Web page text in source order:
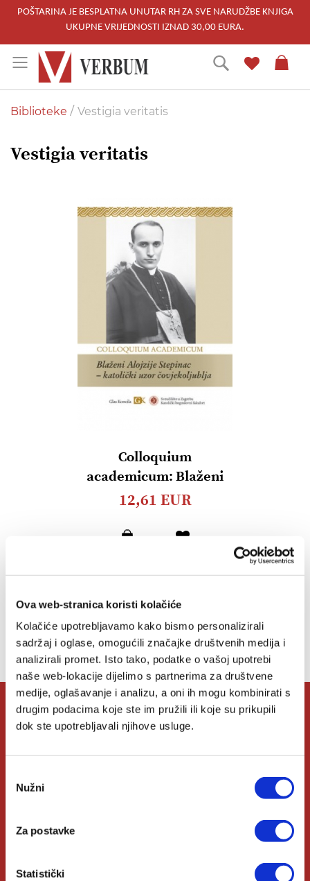
Ova web-stranica koristi kolačiće
Kolačiće upotrebljavamo kako bismo personalizirali
sadržaj i oglase, omogućili značajke društvenih medija i
analizirali promet. Isto tako, podatke o vašoj upotrebi
naše web-lokacije dijelimo s partnerima za društvene
medije, oglašavanje i analizu, a oni ih mogu kombinirati s
drugim podacima koje ste im pružili ili koje su prikupili
dok ste upotrebljavali njihove usluge.
pristanka
Nužni
Za postavke
Statistički
POŠTARINA JE BESPLATNA UNUTAR RH ZA SVE NARUDŽBE KNJIGA
UKUPNE VRIJEDNOSTI IZNAD 30,00 EURA.
to
Content
Traži
Biblioteke Vestigia veritatis
Vestigia veritatis
Colloquium
academicum: Blaženi
Alojzije Stepinac -
čovjekoljublja
12,61 EUR
želja
Lista želja
Nemate artikala u svojoj listi želja.
O Verbumu